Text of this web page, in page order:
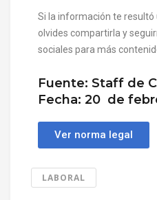
Si la información te resultó
olvides compartirla y
sociales para más
Fuente: Staff de
Fecha: 20 de
Ver norma legal
LABORAL